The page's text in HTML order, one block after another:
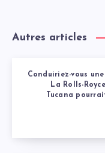
Autres articles
Conduiriez-vous
La Rolls-
Tucana